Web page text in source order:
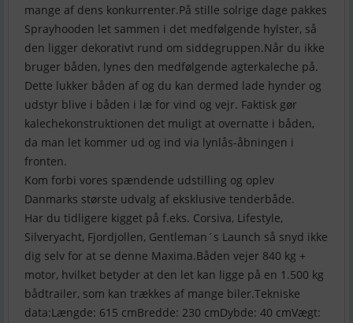
mange af dens konkurrenter.På stille solrige dage pakkes
Sprayhooden let sammen i det medfølgende hylster, så
den ligger dekorativt rund om siddegruppen.Når du ikke
bruger båden, lynes den medfølgende agterkaleche på.
Dette lukker båden af og du kan dermed lade hynder og
udstyr blive i båden i læ for vind og vejr. Faktisk gør
kalechekonstruktionen det muligt at overnatte i båden,
da man let kommer ud og ind via lynlås-åbningen i
fronten.
Kom forbi vores spændende udstilling og oplev
Danmarks største udvalg af eksklusive tenderbåde.
Har du tidligere kigget på f.eks. Corsiva, Lifestyle,
Silveryacht, Fjordjollen, Gentleman´s Launch så snyd ikke
dig selv for at se denne Maxima.Båden vejer 840 kg +
motor, hvilket betyder at den let kan ligge på en 1.500 kg
bådtrailer, som kan trækkes af mange biler.Tekniske
data:Længde: 615 cmBredde: 230 cmDybde: 40 cmVægt: